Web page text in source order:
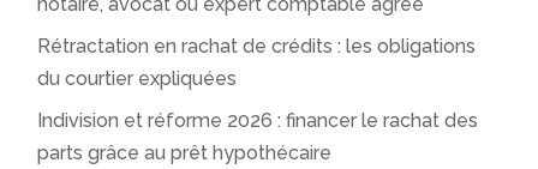
Rétractation en rachat de crédits : les obligations
du courtier expliquées
Indivision et réforme 2026 : financer le rachat des
parts grâce au prêt hypothécaire